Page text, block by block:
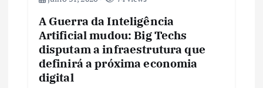
A Guerra da Inteligência
Artificial mudou: Big Techs
disputam a infraestrutura que
definirá a próxima economia
digital